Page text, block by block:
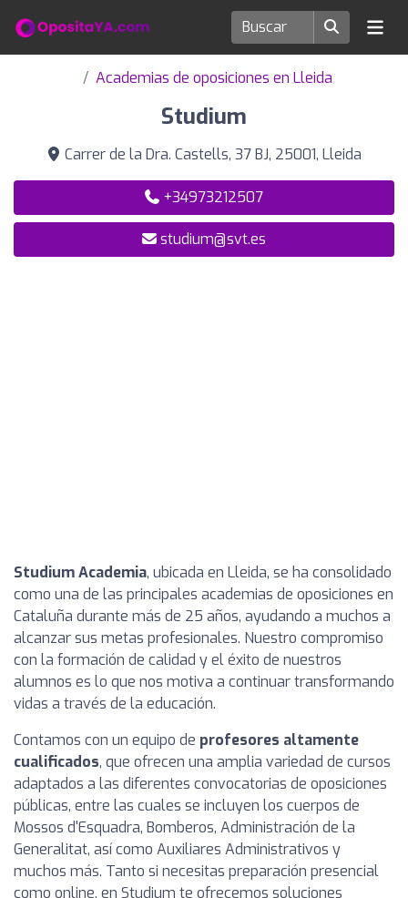
Academias de oposiciones en Lleida
Studium
Carrer de la Dra. Castells, 37 BJ, 25001, Lleida
+34973212507
studium@svt.es
Studium Academia, ubicada en Lleida, se ha consolidado
como una de las principales academias de oposiciones en
Cataluña durante más de 25 años, ayudando a muchos a
alcanzar sus metas profesionales. Nuestro compromiso
con la formación de calidad y el éxito de nuestros
alumnos es lo que nos motiva a continuar transformando
vidas a través de la educación.
Contamos con un equipo de profesores altamente
cualificados, que ofrecen una amplia variedad de cursos
adaptados a las diferentes convocatorias de oposiciones
públicas, entre las cuales se incluyen los cuerpos de
Mossos d'Esquadra, Bomberos, Administración de la
Generalitat, así como Auxiliares Administrativos y
muchos más. Tanto si necesitas preparación presencial
como online, en Studium te ofrecemos soluciones